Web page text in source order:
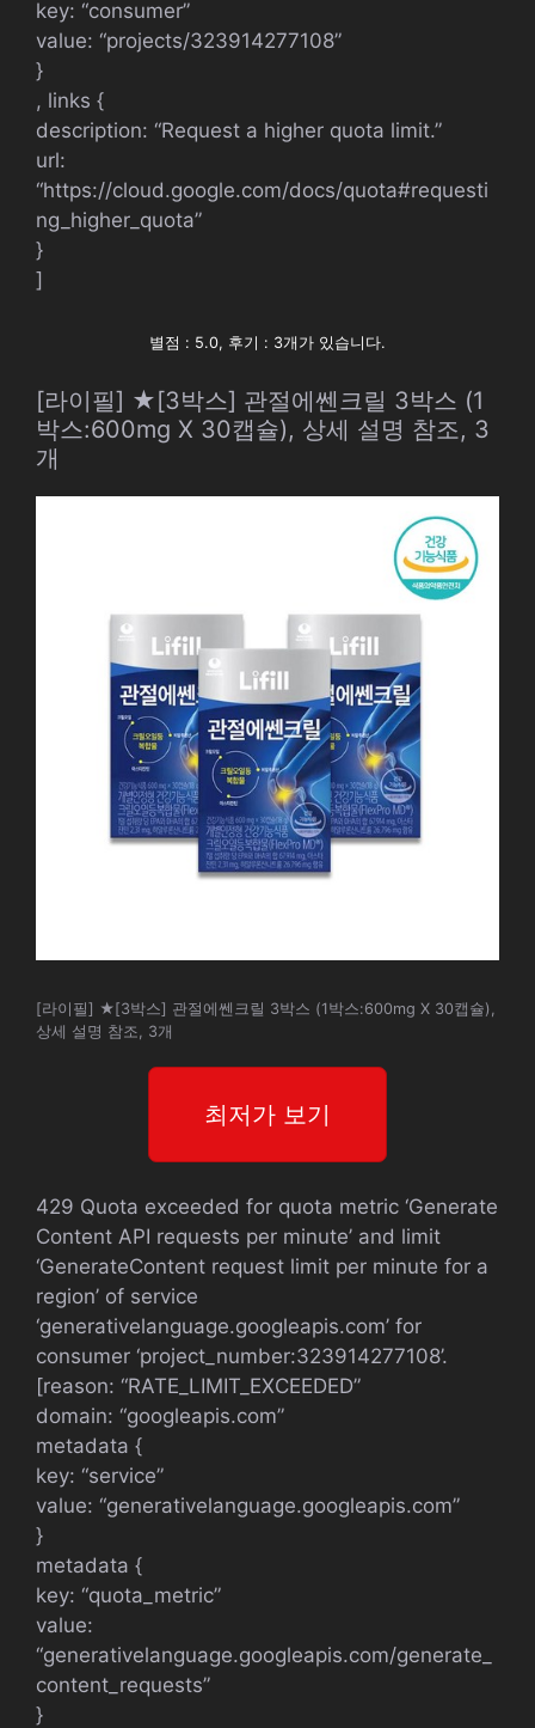
key: “consumer”
value: “projects/323914277108”
}
, links {
description: “Request a higher quota limit.”
url:
“https://cloud.google.com/docs/quota#requesti
ng_higher_quota”
}
]
별점 : 5.0, 후기 : 3개가 있습니다.
[라이필] ★[3박스] 관절에쎈크릴 3박스 (1
박스:600mg X 30캡슐), 상세 설명 참조, 3
개
[라이필] ★[3박스] 관절에쎈크릴 3박스 (1박스:600mg X 30캡슐),
상세 설명 참조, 3개
최저가 보기
429 Quota exceeded for quota metric ‘Generate
Content API requests per minute’ and limit
‘GenerateContent request limit per minute for a
region’ of service
‘generativelanguage.googleapis.com’ for
consumer ‘project_number:323914277108’.
[reason: “RATE_LIMIT_EXCEEDED”
domain: “googleapis.com”
metadata {
key: “service”
value: “generativelanguage.googleapis.com”
}
metadata {
key: “quota_metric”
value:
“generativelanguage.googleapis.com/generate_
content_requests”
}